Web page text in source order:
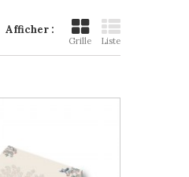
Afficher :
Grille Liste